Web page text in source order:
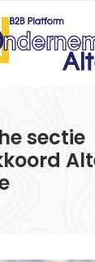
sectie